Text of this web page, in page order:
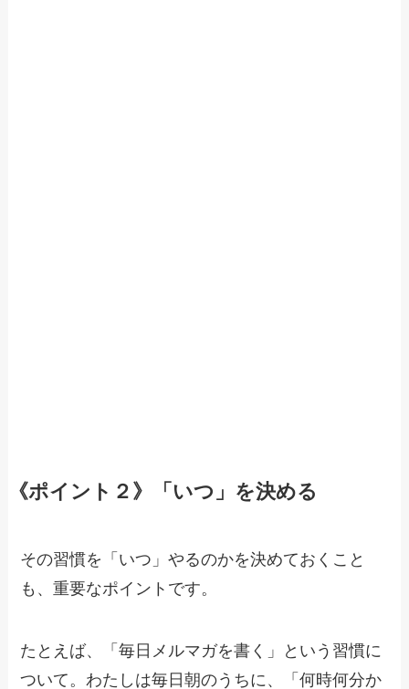
《ポイント２》「いつ」を決める
その習慣を「いつ」やるのかを決めておくこと
も、重要なポイントです。
たとえば、「毎日メルマガを書く」という習慣に
ついて。わたしは毎日朝のうちに、「何時何分か